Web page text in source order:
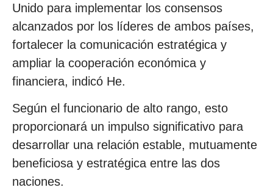
Unido para implementar los consensos
alcanzados por los líderes de ambos países,
fortalecer la comunicación estratégica y
ampliar la cooperación económica y
financiera, indicó He.
Según el funcionario de alto rango, esto
proporcionará un impulso significativo para
desarrollar una relación estable, mutuamente
beneficiosa y estratégica entre las dos
naciones.